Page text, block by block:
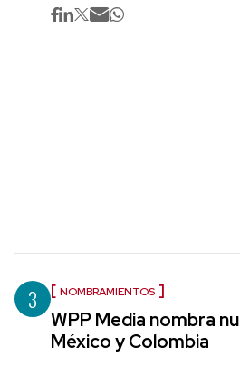
3 NOMBRAMIENTOS
WPP Media nombra
México y Colombia